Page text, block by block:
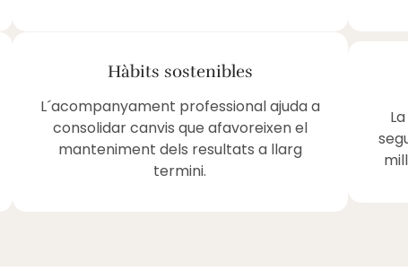
Hàbits sostenibles
L´acompanyament professional ajuda a
consolidar canvis que afavoreixen el
manteniment dels resultats a llarg
termini.